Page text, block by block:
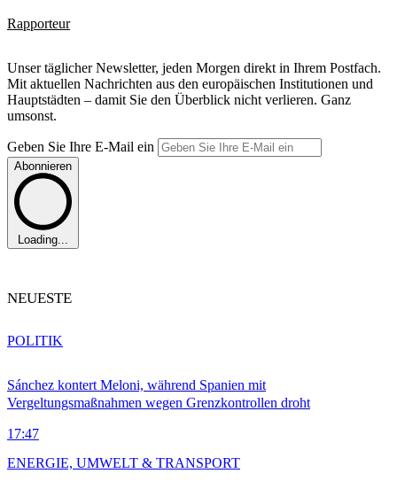
Rapporteur
Unser täglicher Newsletter, jeden Morgen direkt in Ihrem Postfach.
Mit aktuellen Nachrichten aus den europäischen Institutionen und
Hauptstädten – damit Sie den Überblick nicht verlieren. Ganz
umsonst.
Geben Sie Ihre E-Mail ein
Abonnieren
Loading...
NEUESTE
Sánchez kontert Meloni, während Spanien mit
Vergeltungsmaßnahmen wegen Grenzkontrollen droht
17:47
POLITIK
ENERGIE, UMWELT & TRANSPORT